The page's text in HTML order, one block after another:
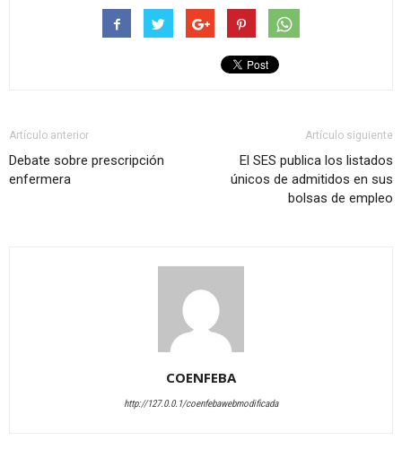
Artículo anterior
Debate sobre prescripción
enfermera
Artículo siguiente
El SES publica los listados
únicos de admitidos en sus
bolsas de empleo
COENFEBA
http://127.0.0.1/coenfebawebmodificada